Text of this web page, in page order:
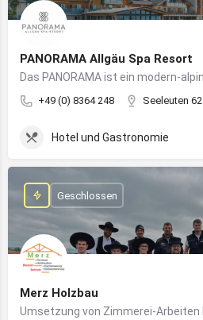
PANORAMA Allgäu Spa Resort
+49 (0) 8364 248 Seeleuten 62
Hotel und Gastronomie
Merz Holzbau
Geschlossen